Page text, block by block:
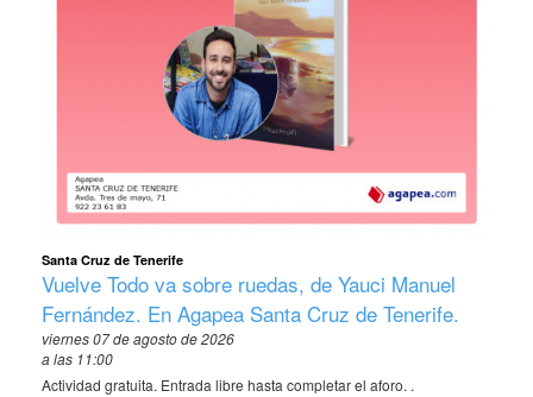
Santa Cruz de Tenerife
Vuelve Todo va sobre ruedas, de Yauci Manuel
Fernández. En Agapea Santa Cruz de Tenerife.
viernes 07 de agosto de 2026
a las 11:00
Actividad gratuita. Entrada libre hasta completar el aforo. .